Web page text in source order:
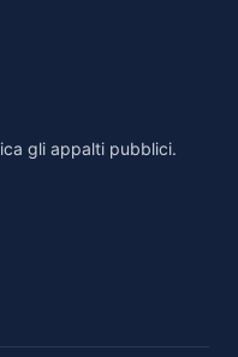
gli appalti pubblici.